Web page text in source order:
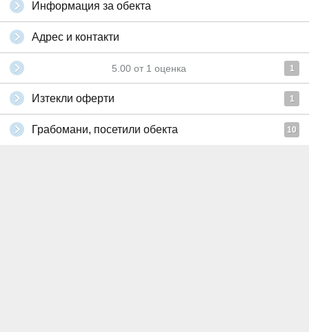
Информация за обекта
Адрес и контакти
5.00 от 1 оценка 1
Изтекли оферти 1
Грабомани, посетили обекта 10